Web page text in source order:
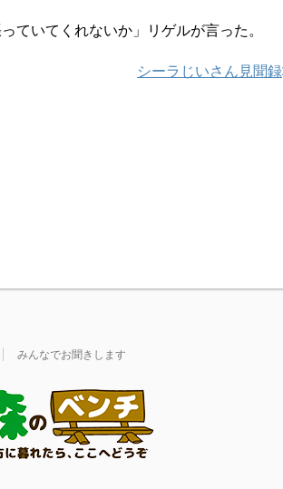
ていてくれないか」リゲルが言った。
シーラじいさん見聞録
みんなでお聞きします